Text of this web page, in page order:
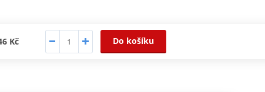
Kč Do košíku